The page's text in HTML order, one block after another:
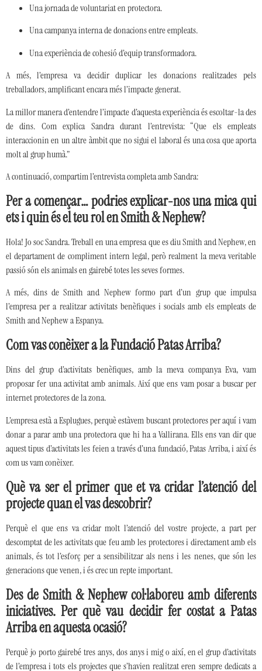
Una jornada de voluntariat en protectora.
Una campanya interna de donacions entre empleats.
Una experiència de cohesió d’equip transformadora.
A més, l’empresa va decidir duplicar les donacions realitzades pels
treballadors, amplificant encara més l’impacte generat.
La millor manera d’entendre l’impacte d’aquesta experiència és escoltar-la des
de dins. Com explica Sandra durant l’entrevista: “Que els empleats
interaccionin en un altre àmbit que no sigui el laboral és una cosa que aporta
molt al grup humà.”
A continuació, compartim l’entrevista completa amb Sandra:
Per a començar… podries explicar-nos una mica qui
ets i quin és el teu rol en Smith & Nephew?
Hola! Jo soc Sandra. Treball en una empresa que es diu Smith and Nephew, en
el departament de compliment intern legal, però realment la meva veritable
passió són els animals en gairebé totes les seves formes.
A més, dins de Smith and Nephew formo part d’un grup que impulsa
l’empresa per a realitzar activitats benèfiques i socials amb els empleats de
Smith and Nephew a Espanya.
Com vas conèixer a la Fundació Patas Arriba?
Dins del grup d’activitats benèfiques, amb la meva companya Eva, vam
proposar fer una activitat amb animals. Així que ens vam posar a buscar per
internet protectores de la zona.
L’empresa està a Esplugues, perquè estàvem buscant protectores per aquí i vam
donar a parar amb una protectora que hi ha a Vallirana. Ells ens van dir que
aquest tipus d’activitats les feien a través d’una fundació, Patas Arriba, i així és
com us vam conèixer.
Què va ser el primer que et va cridar l’atenció del
projecte quan el vas descobrir?
Perquè el que ens va cridar molt l’atenció del vostre projecte, a part per
descomptat de les activitats que feu amb les protectores i directament amb els
animals, és tot l’esforç per a sensibilitzar als nens i les nenes, que són les
generacions que venen, i és crec un repte important.
Des de Smith & Nephew col·laboreu amb diferents
iniciatives. Per què vau decidir fer costat a Patas
Arriba en aquesta ocasió?
Perquè jo porto gairebé tres anys, dos anys i mig o així, en el grup d’activitats
de l’empresa i tots els projectes que s’havien realitzat eren sempre dedicats a